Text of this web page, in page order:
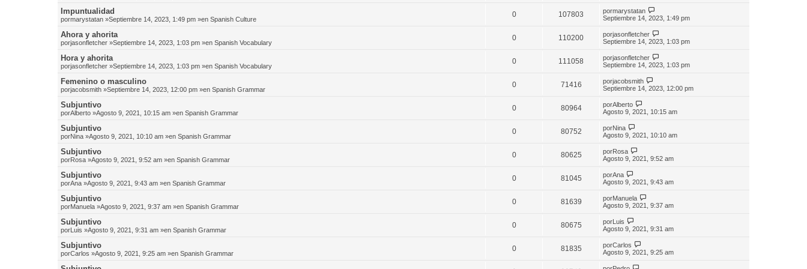
Impuntualidad
pormarystatan »Septiembre 14, 2023, 1:49 pm »en Spanish Culture
0 107803 pormarystatan
Septiembre 14, 2023, 1:49 pm
Ahora y ahorita
porjasonfletcher »Septiembre 14, 2023, 1:03 pm »en Spanish Vocabulary
0 110200 porjasonfletcher
Septiembre 14, 2023, 1:03 pm
Hora y ahorita
porjasonfletcher »Septiembre 14, 2023, 1:03 pm »en Spanish Vocabulary
0 111058 porjasonfletcher
Septiembre 14, 2023, 1:03 pm
Femenino o masculino
porjacobsmith »Septiembre 14, 2023, 12:00 pm »en Spanish Grammar
0 71416 porjacobsmith
Septiembre 14, 2023, 12:00 pm
Subjuntivo
porAlberto »Agosto 9, 2021, 10:15 am »en Spanish Grammar
0 80964 porAlberto
Agosto 9, 2021, 10:15 am
Subjuntivo
porNina »Agosto 9, 2021, 10:10 am »en Spanish Grammar
0 80752 porNina
Agosto 9, 2021, 10:10 am
Subjuntivo
porRosa »Agosto 9, 2021, 9:52 am »en Spanish Grammar
0 80625 porRosa
Agosto 9, 2021, 9:52 am
Subjuntivo
porAna »Agosto 9, 2021, 9:43 am »en Spanish Grammar
0 81045 porAna
Agosto 9, 2021, 9:43 am
Subjuntivo
porManuela »Agosto 9, 2021, 9:37 am »en Spanish Grammar
0 81639 porManuela
Agosto 9, 2021, 9:37 am
Subjuntivo
porLuis »Agosto 9, 2021, 9:31 am »en Spanish Grammar
0 80675 porLuis
Agosto 9, 2021, 9:31 am
Subjuntivo
porCarlos »Agosto 9, 2021, 9:25 am »en Spanish Grammar
0 81835 porCarlos
Agosto 9, 2021, 9:25 am